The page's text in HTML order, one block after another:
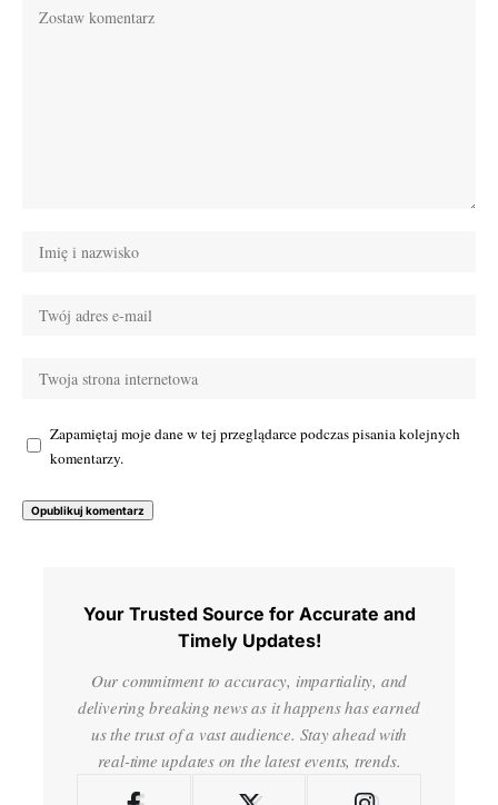
Zapamiętaj moje dane w tej przeglądarce podczas pisania kolejnych
komentarzy.
Your Trusted Source for Accurate and
Timely Updates!
Our commitment to accuracy, impartiality, and
delivering breaking news as it happens has earned
us the trust of a vast audience. Stay ahead with
real-time updates on the latest events, trends.